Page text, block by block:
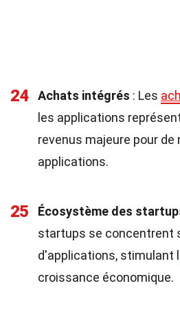
24 Achats intégrés : Les
les applications
revenus majeure pour de
applications.
25 Écosystème des
startups se concentrent
d'applications, stimulant
croissance économique.